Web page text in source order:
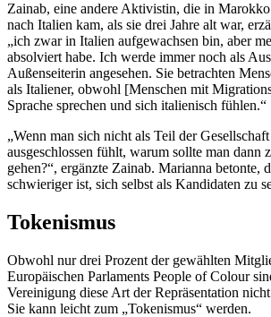
Zainab, eine andere Aktivistin, die in
nach Italien kam, als sie drei Jahre alt war,
„ich zwar in Italien aufgewachsen bin, aber
absolviert habe. Ich werde immer noch als
Außenseiterin angesehen. Sie betrachten
als Italiener, obwohl [Menschen mit
Sprache sprechen und sich italienisch fühlen.“
„Wenn man sich nicht als Teil der
ausgeschlossen fühlt, warum sollte man dann
gehen?“, ergänzte Zainab. Marianna betonte,
schwieriger ist, sich selbst als Kandidaten zu
Tokenismus
Obwohl nur drei Prozent der gewählten
Europäischen Parlaments People of Colour
Vereinigung diese Art der Repräsentation
Sie kann leicht zum „Tokenismus“ werden.